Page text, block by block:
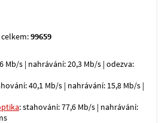
99659
Mb/s | nahrávání: 20,3 Mb/s | odezva:
40,1 Mb/s | nahrávání: 15,8 Mb/s |
: stahování: 77,6 Mb/s | nahrávání: